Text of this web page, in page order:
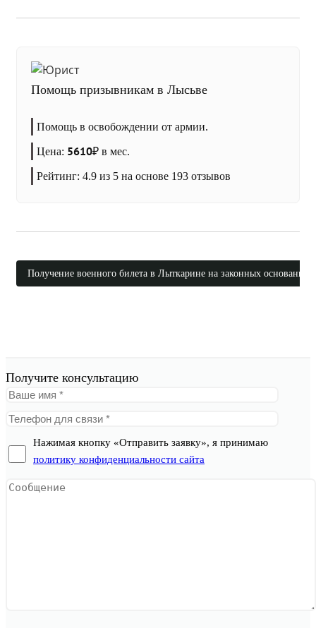
Помощь призывникам в Лысьве
Помощь в освобождении от армии.
Цена: 5610₽ в мес.
Рейтинг: 4.9 из 5 на основе 193 отзывов
Получение военного билета в Лыткарине на законных основаниях
Получите консультацию
Нажимая кнопку «Отправить заявку», я принимаю
политику конфиденциальности сайта